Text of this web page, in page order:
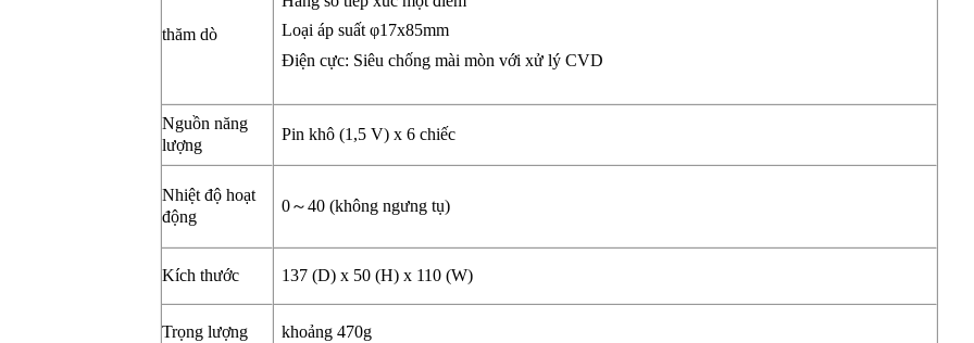
thăm dò
Loại áp suất φ17x85mm
Điện cực: Siêu chống mài mòn với xử lý CVD
Nguồn năng
lượng
Pin khô (1,5 V) x 6 chiếc
Nhiệt độ hoạt
động
0～40 (không ngưng tụ)
Kích thước 137 (D) x 50 (H) x 110 (W)
Trọng lượng khoảng 470g